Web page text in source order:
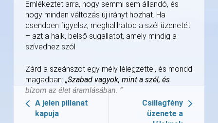
Emlékeztet arra, hogy semmi sem állandó, és
hogy minden változás új irányt hozhat. Ha
csendben figyelsz, meghallhatod a szél üzenetét
– azt a halk, belső sugallatot, amely mindig a
szívedhez szól.
Zárd a szeánszot egy mély lélegzettel, és mondd
magadban: „Szabad vagyok, mint a szél, és
bízom az élet áramlásában. ”
A jelen pillanat
kapuja
Csillagfény
üzenete a